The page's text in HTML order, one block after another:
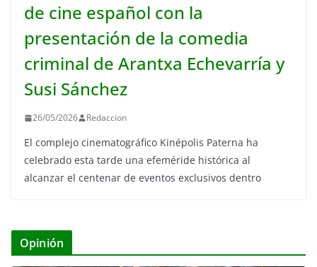
de cine español con la
presentación de la comedia
criminal de Arantxa Echevarría y
Susi Sánchez
26/05/2026 Redaccion
El complejo cinematográfico Kinépolis Paterna ha
celebrado esta tarde una efeméride histórica al
alcanzar el centenar de eventos exclusivos dentro
Opinión